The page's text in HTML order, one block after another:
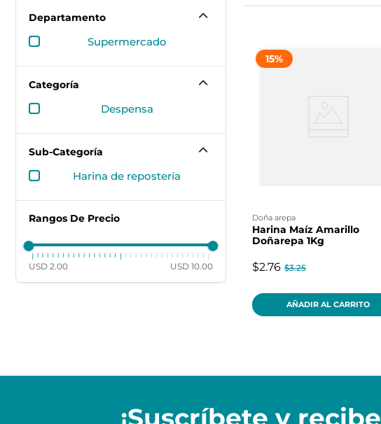
Departamento
supermercado
Categoría
despensa
Sub-Categoría
harina de repostería
Rangos De Precio
USD 2.00 USD 10.00
15%
doña arepa
Harina Maíz Amarillo
Doñarepa 1Kg
$2.76 $3.25
AÑADIR AL CARRITO
¡Suscríbete y recibe